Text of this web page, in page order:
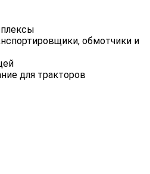
обмотчики и
для тракторов